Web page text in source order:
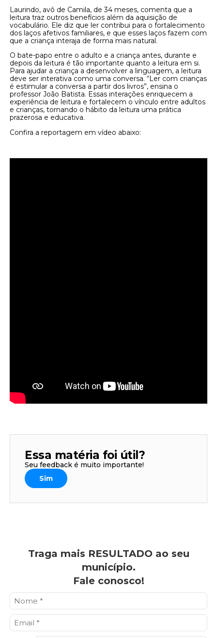
Laurindo, avô de Camila, de 34 meses, comenta que a
leitura traz outros benefícios além da aquisição de
vocabulário. Ele diz que ler contribui para o fortalecimento
dos laços afetivos familiares, e que esses laços fazem com
que a criança interaja de forma mais natural.
O bate-papo entre o adulto e a criança antes, durante e
depois da leitura é tão importante quanto a leitura em si.
Para ajudar a criança a desenvolver a linguagem, a leitura
deve ser interativa como uma conversa. “Ler com crianças
é estimular a conversa a partir dos livros”, ensina o
professor João Batista. Essas interações enriquecem a
experiência de leitura e fortalecem o vínculo entre adultos
e crianças, tornando o hábito da leitura uma prática
prazerosa e educativa.
Confira a reportagem em vídeo abaixo:
Essa matéria foi útil?
Seu feedback é muito importante!
Sim
Traga mais RESULTADO ao seu
município.
Fale conosco!